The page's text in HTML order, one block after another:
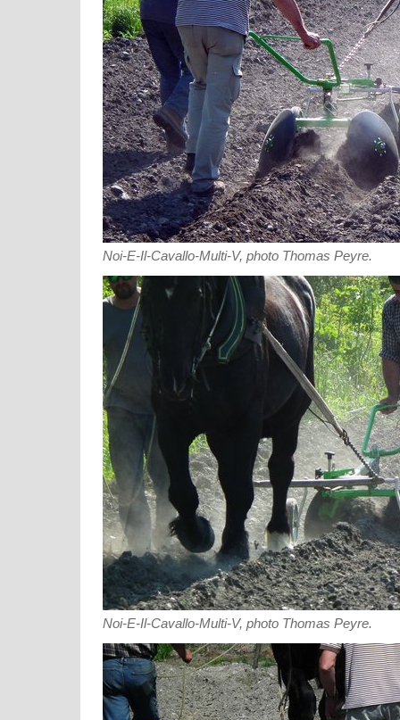
Noi-E-Il-Cavallo-Multi-V, photo Thomas Peyre.
Noi-E-Il-Cavallo-Multi-V, photo Thomas Peyre.